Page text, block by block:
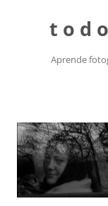
t o d
Aprende